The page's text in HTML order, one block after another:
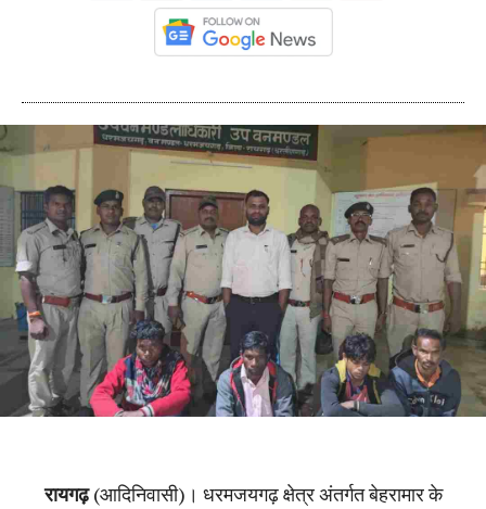
रायगढ़(आदिनिवासी)। धरमजयगढ़ क्षेत्र अंतर्गत बेहरामार के